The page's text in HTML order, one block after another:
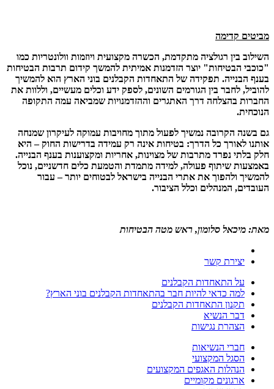
מביטים קדימה
השילוב בין רגולציה מתקדמת, הכשרה מקצועית ויוזמות וולונטריות כמו
"כוכבי הבטיחות" יוצר הזדמנות אמיתית להמשך קידום תרבות הבטיחות
בענף הבנייה. תפקידה של התאחדות הקבלנים בוני הארץ הוא להמשיך
להוביל, לחבר בין הגורמים השונים, לספק ידע וכלים מעשיים, וללוות את
החברות בהצלחה דרך האתגרים וההזדמנויות שמביאה עמה התקופה
הנוכחית.
גם בשנה הקרובה נמשיך לפעול מתוך מחויבות עמוקה לעיקרון שמנחה
אותנו לאורך כל הדרך: בטיחות אינה רק עמידה בדרישות החוק – היא
חלק בלתי נפרד מתרבות של מצוינות, אחריות ומקצוענות בענף הבנייה.
באמצעות שיתוף פעולה, למידה מתמדת והטמעת כלים חדשניים, נוכל
להמשיך ולהפוך את אתרי הבנייה בישראל לבטוחים יותר – עבור
העובדים, המנהלים וכלל הציבור.
מאת: מיכאל סלומון, ראש מטה הבטיחות
יצירת קשר
על התאחדות הקבלנים
למה כדאי להיות חבר בהתאחדות הקבלנים בוני הארץ?
תקנון התאחדות הקבלנים
דבר הנשיא
הצהרת נגישות
חברי הנשיאות
הסגל המקצועי
הנהלות האגפים המקצועים
ארגונים מקומיים